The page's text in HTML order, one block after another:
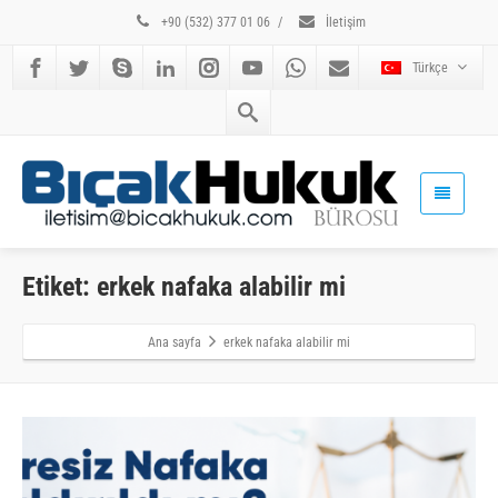
+90 (532) 377 01 06 / İletişim
Türkçe
Etiket: erkek nafaka alabilir mi
Ana sayfa erkek nafaka alabilir mi